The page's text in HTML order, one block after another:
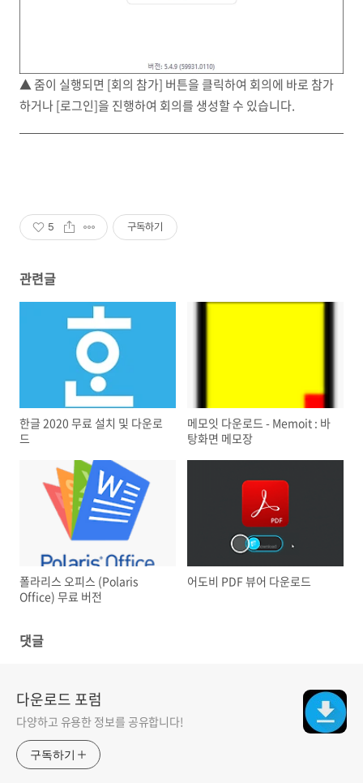
▲ 줌이 실행되면 [회의 참가] 버튼을 클릭하여 회의에 바로 참가
하거나 [로그인]을 진행하여 회의를 생성할 수 있습니다.
5 구독하기
관련글
한글 2020 무료 설치 및 다운로
드
메모잇 다운로드 - Memoit : 바
탕화면 메모장
폴라리스 오피스 (Polaris
Office) 무료 버전
어도비 PDF 뷰어 다운로드
댓글
다운로드 포럼
다양하고 유용한 정보를 공유합니다!
구독하기